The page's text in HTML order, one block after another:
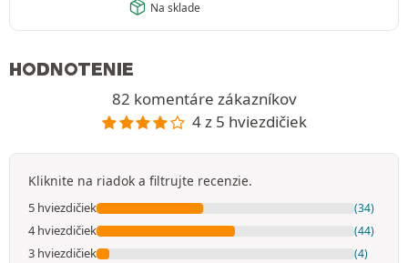
Na sklade
HODNOTENIE
82 komentáre zákazníkov
4 z 5 hviezdičiek
Kliknite na riadok a filtrujte recenzie.
5 hviezdičiek (34)
4 hviezdičiek (44)
3 hviezdičiek (4)